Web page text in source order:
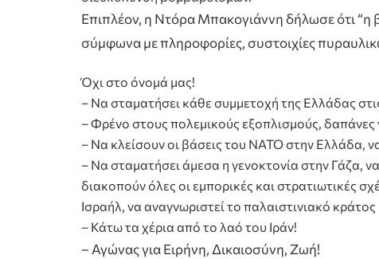
Επιπλέον, η Ντόρα Μπακογιάννη δήλωσε ότι “η
σύμφωνα με πληροφορίες, συστοιχίες
Όχι στο όνομά μας!
– Να σταματήσει κάθε συμμετοχή της Ελλάδας
– Φρένο στους πολεμικούς εξοπλισμούς, δαπάνες
– Να κλείσουν οι βάσεις του ΝΑΤΟ στην Ελλάδα,
– Να σταματήσει άμεσα η γενοκτονία στην Γάζα,
διακοπούν όλες οι εμπορικές και στρατιωτικές
Ισραήλ, να αναγνωριστεί το παλαιστινιακό κράτος
– Κάτω τα χέρια από το λαό του Ιράν!
– Αγώνας για Ειρήνη, Δικαιοσύνη, Ζωή!